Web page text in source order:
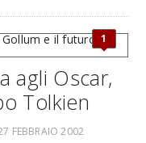
1
agli Oscar,
Tolkien
FEBBRAIO 2002